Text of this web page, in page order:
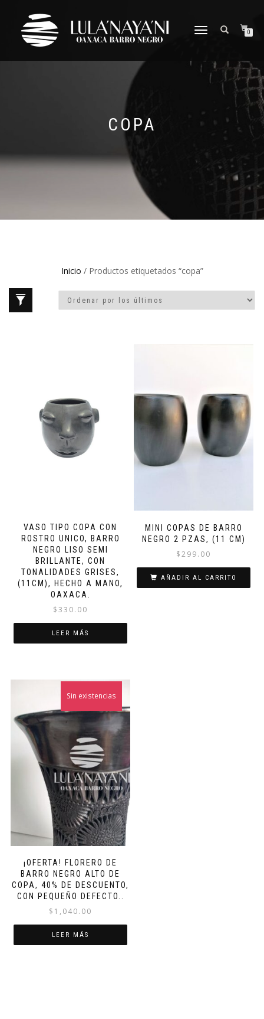
CAMBIAR
0
COPA
Inicio / Productos etiquetados “copa”
VASO TIPO COPA CON
ROSTRO UNICO, BARRO
NEGRO LISO SEMI
BRILLANTE, CON
TONALIDADES GRISES,
(11CM), HECHO A MANO,
OAXACA.
$330.00
LEER MÁS
MINI COPAS DE BARRO
NEGRO 2 PZAS, (11 CM)
$299.00
AÑADIR AL CARRITO
¡OFERTA! FLORERO DE
BARRO NEGRO ALTO DE
COPA, 40% DE DESCUENTO,
CON PEQUEÑO DEFECTO..
$ 1,040.00
Sin existencias
LEER MÁS